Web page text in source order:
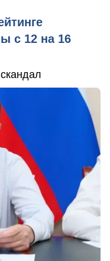
с 12 на 16